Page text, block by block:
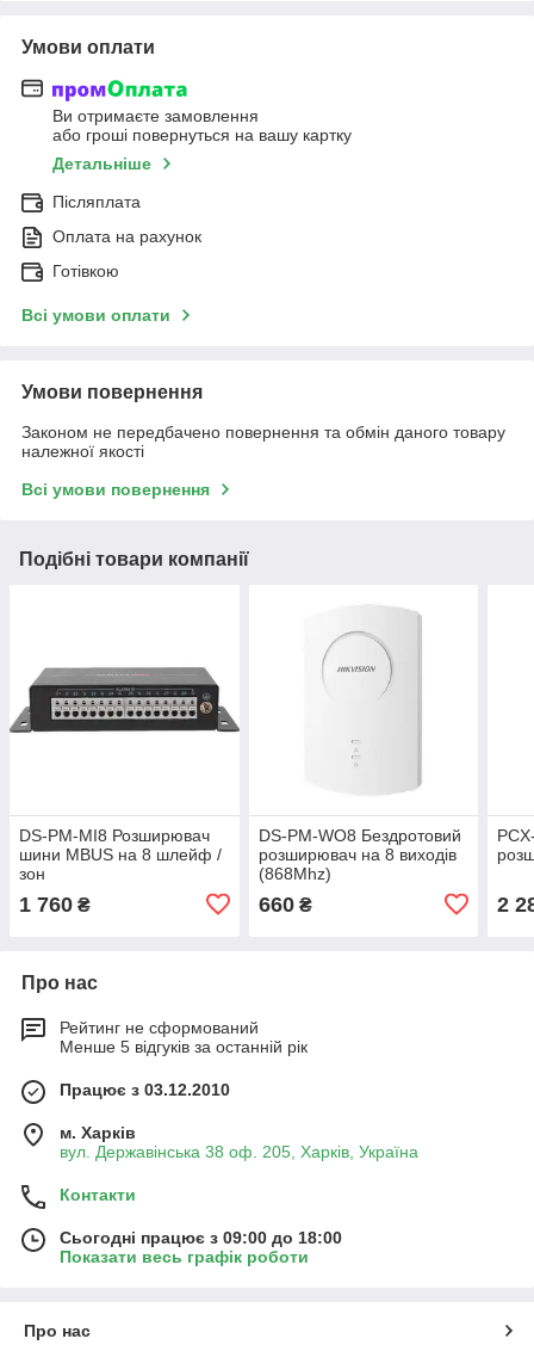
Умови оплати
Ви отримаєте замовлення
або гроші повернуться на вашу картку
Детальніше
Післяплата
Оплата на рахунок
Готівкою
Всі умови оплати
Умови повернення
Законом не передбачено повернення та обмін даного товару
належної якості
Всі умови повернення
Подібні товари компанії
DS-PM-MI8 Розширювач
шини MBUS на 8 шлейф /
зон
1 760 ₴
DS-PM-WO8 Бездротовий
розширювач на 8 виходів
(868Mhz)
660₴ 2
Про нас
Рейтинг не сформований
Менше 5 відгуків за останній рік
Працює з 03.12.2010
м. Харків
вул. Державінська 38 оф. 205, Харків, Україна
Контакти
Сьогодні працює з 09:00 до 18:00
Показати весь графік роботи
Про нас